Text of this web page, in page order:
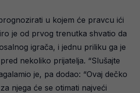
u kojem će pravcu ići
je od prvog trenutka shvatio da
igrača, i jednu priliku ga je
nekoliko prijatelja. “Slušajte
je, pa dodao: “Ovaj dečko
njega će se otimati najveći